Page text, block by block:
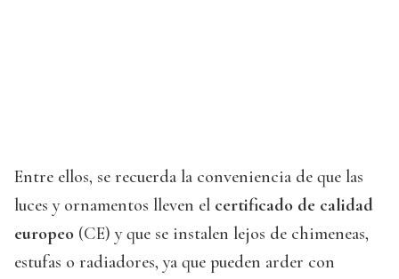
Entre ellos, se recuerda la conveniencia de que las
luces y ornamentos lleven el certificado de calidad
europeo (CE) y que se instalen lejos de chimeneas,
estufas o radiadores, ya que pueden arder con